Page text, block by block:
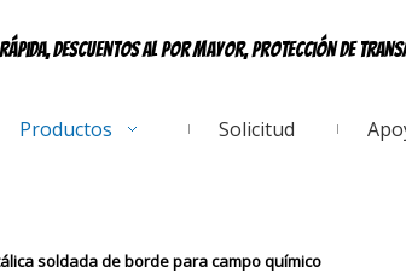
descuentos al por mayor, protección de
Productos Solicitud
soldada de borde para campo químico